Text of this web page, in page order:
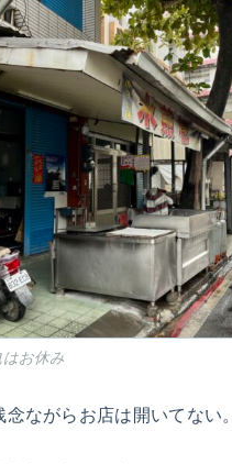
お休み
念ながらお店は開いてない。